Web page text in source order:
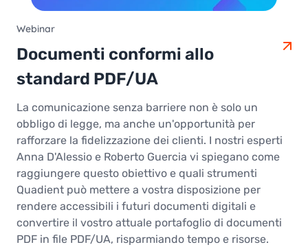
Webinar
Documenti conformi allo
standard PDF/UA
La comunicazione senza barriere non è solo un
obbligo di legge, ma anche un'opportunità per
rafforzare la fidelizzazione dei clienti. I nostri esperti
Anna D'Alessio e Roberto Guercia vi spiegano come
raggiungere questo obiettivo e quali strumenti
Quadient può mettere a vostra disposizione per
rendere accessibili i futuri documenti digitali e
convertire il vostro attuale portafoglio di documenti
PDF in file PDF/UA, risparmiando tempo e risorse.